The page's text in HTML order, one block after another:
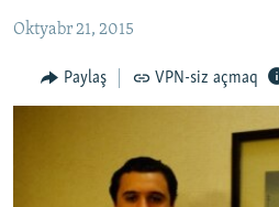
Axtarışa
FƏRQƏ BAX
QANUNI DOĞRU
MULTIMEDIA
RADIO ARXIV
Oktyabr 21, 2015
Paylaş VPN-siz açmaq